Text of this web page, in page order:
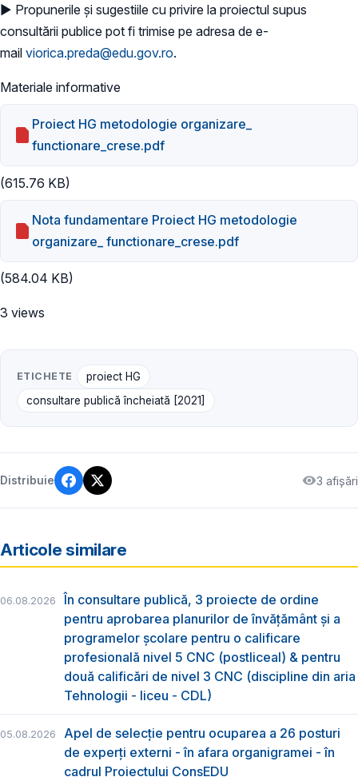
► Propunerile și sugestiile cu privire la proiectul supus
consultării publice pot fi trimise pe adresa de e-
mail viorica.preda@edu.gov.ro.
Materiale informative
Proiect HG metodologie organizare_
functionare_crese.pdf
(615.76 KB)
Nota fundamentare Proiect HG metodologie
organizare_ functionare_crese.pdf
(584.04 KB)
3 views
ETICHETE
proiect HG
consultare publică încheiată [2021]
Distribuie 3 afișări
Articole similare
06.08.2026
În consultare publică, 3 proiecte de ordine
pentru aprobarea planurilor de învățământ și a
programelor școlare pentru o calificare
profesională nivel 5 CNC (postliceal) & pentru
două calificări de nivel 3 CNC (discipline din aria
Tehnologii - liceu - CDL)
05.08.2026
Apel de selecție pentru ocuparea a 26 posturi
de experți externi - în afara organigramei - în
cadrul Proiectului ConsEDU